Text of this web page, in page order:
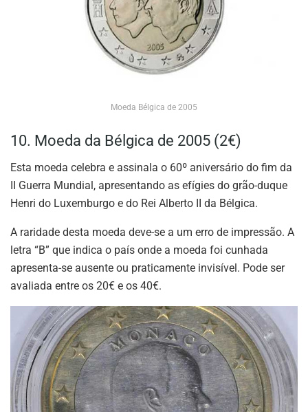
Moeda Bélgica de 2005
10. Moeda da Bélgica de 2005 (2€)
Esta moeda celebra e assinala o 60º aniversário do fim da
II Guerra Mundial, apresentando as efígies do grão-duque
Henri do Luxemburgo e do Rei Alberto II da Bélgica.
A raridade desta moeda deve-se a um erro de impressão. A
letra “B” que indica o país onde a moeda foi cunhada
apresenta-se ausente ou praticamente invisível. Pode ser
avaliada entre os 20€ e os 40€.